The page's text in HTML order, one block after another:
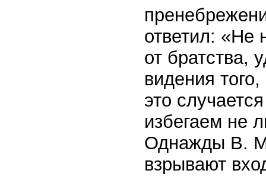
ответил: «Не
от братства,
видения
это
избегаем не
Однажды В.
взрывают